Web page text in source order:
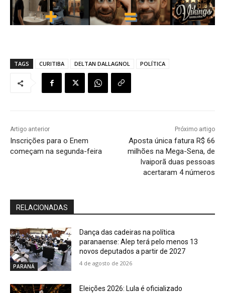
TAGS CURITIBA DELTAN DALLAGNOL POLÍTICA
Artigo anterior
Inscrições para o Enem
começam na segunda-feira
Próximo artigo
Aposta única fatura R$ 66
milhões na Mega-Sena, de
Ivaiporã duas pessoas
acertaram 4 números
RELACIONADAS
PARANÁ
Dança das cadeiras na política
paranaense: Alep terá pelo menos 13
novos deputados a partir de 2027
4 de agosto de 2026
Eleições 2026: Lula é oficializado